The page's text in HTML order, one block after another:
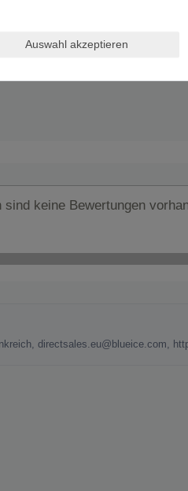
sind keine Bewertungen
directsales.eu@blueice.com,
Auswahl akzeptieren